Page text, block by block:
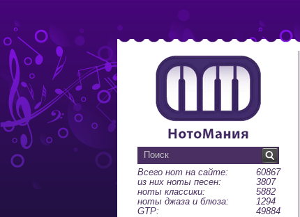
Всего нот на сайте:
60867
из них ноты песен:
3807
ноты классики:
5882
ноты джаза и блюза:
1294
GTP:
49884